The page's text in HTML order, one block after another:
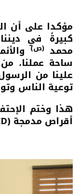
مؤكدا على أن
كبيرةً في
محمد (ص)
ساحة عملنا،
علينا من
توعية الناس
هذا وختم
أقراص مدمجة (